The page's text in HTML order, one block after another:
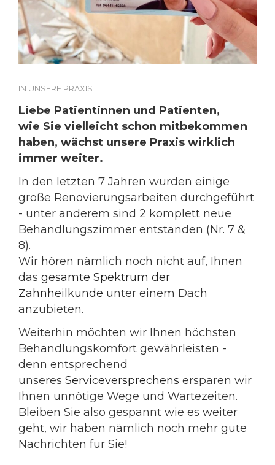
IN UNSERE PRAXIS
Liebe Patientinnen und Patienten,
wie Sie vielleicht schon mitbekommen
haben, wächst unsere Praxis wirklich
immer weiter.
In den letzten 7 Jahren wurden einige
große Renovierungsarbeiten durchgeführt
- unter anderem sind 2 komplett neue
Behandlungszimmer entstanden (Nr. 7 &
8).
Wir hören nämlich noch nicht auf, Ihnen
das gesamte Spektrum der
Zahnheilkunde unter einem Dach
anzubieten.
Weiterhin möchten wir Ihnen höchsten
Behandlungskomfort gewährleisten -
denn entsprechend
unseres Serviceversprechens ersparen wir
Ihnen unnötige Wege und Wartezeiten.
Bleiben Sie also gespannt wie es weiter
geht, wir haben nämlich noch mehr gute
Nachrichten für Sie!